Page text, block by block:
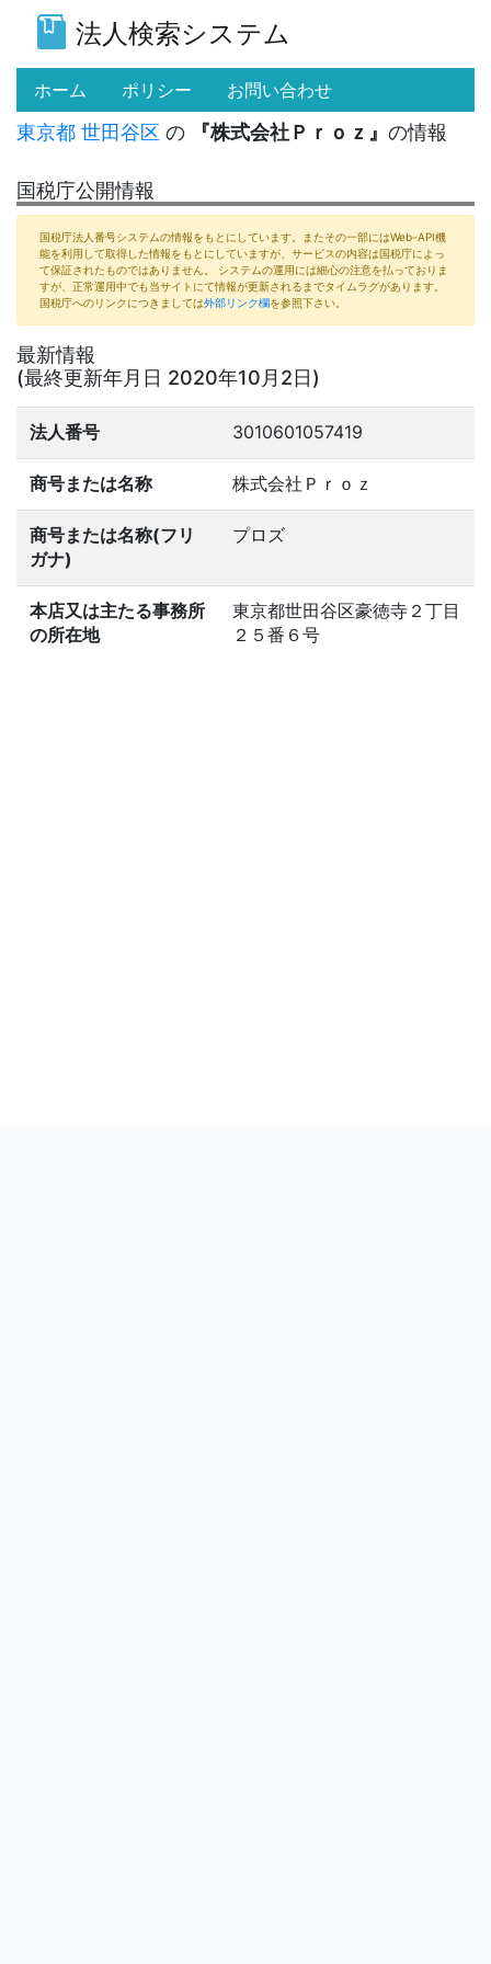
法人検索システム
ホーム (current)
ポリシー お問い合わせ
東京都 世田谷区 の 『株式会社Ｐｒｏｚ』 の情報
国税庁公開情報
国税庁法人番号システムの情報をもとにしています。またその一部にはWeb-API機
能を利用して取得した情報をもとにしていますが、サービスの内容は国税庁によっ
て保証されたものではありません。 システムの運用には細心の注意を払っておりま
すが、正常運用中でも当サイトにて情報が更新されるまでタイムラグがあります。
国税庁へのリンクにつきましては外部リンク欄を参照下さい。
最新情報
(最終更新年月日 2020年10月2日)
法人番号 3010601057419
商号または名称 株式会社Ｐｒｏｚ
商号または名称(フリ
ガナ)
プロズ
本店又は主たる事務所
の所在地
東京都世田谷区豪徳寺２丁目
２５番６号